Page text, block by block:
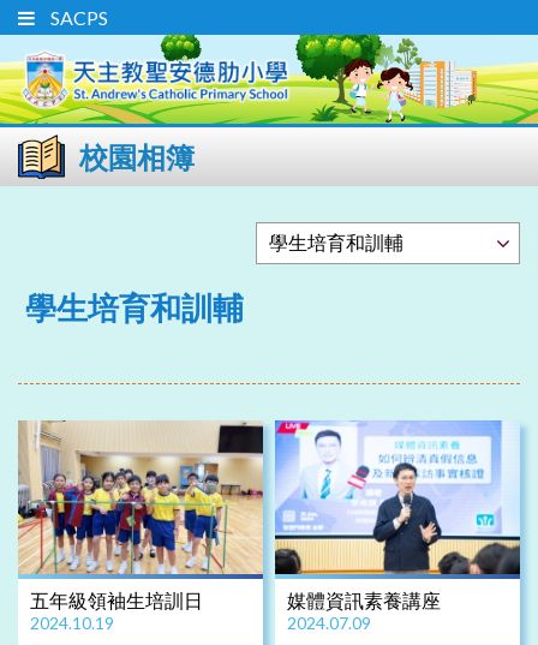
SACPS
校園相簿
學生培育和訓輔
五年級領袖生培訓日
2024.10.19
媒體資訊素養講座
2024.07.09